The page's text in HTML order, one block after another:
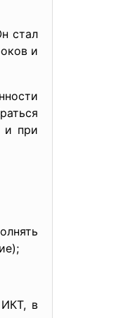
стал
и
и при
ИКТ, в